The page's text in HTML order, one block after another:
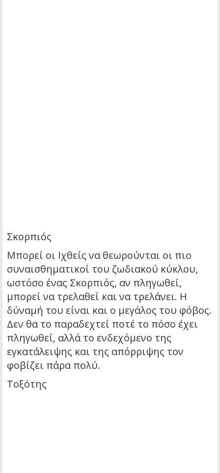
Σκορπιός
Μπορεί οι Ιχθείς να θεωρούνται οι πιο
συναισθηματικοί του ζωδιακού κύκλου,
ωστόσο ένας Σκορπιός, αν πληγωθεί,
μπορεί να τρελαθεί και να τρελάνει. Η
δύναμή του είναι και ο μεγάλος του φόβος.
Δεν θα το παραδεχτεί ποτέ το πόσο έχει
πληγωθεί, αλλά το ενδεχόμενο της
εγκατάλειψης και της απόρριψης τον
φοβίζει πάρα πολύ.
Τοξότης